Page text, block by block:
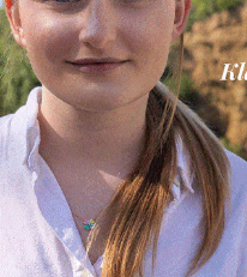
Reggello 30 Luglio 2026
Reggello, la
in Consiglio. Il
abbiamo agito solo
Cronaca 4 Agosto 2026
Un anno fa la
Gianni, Giulia e
processo, lo stop ai